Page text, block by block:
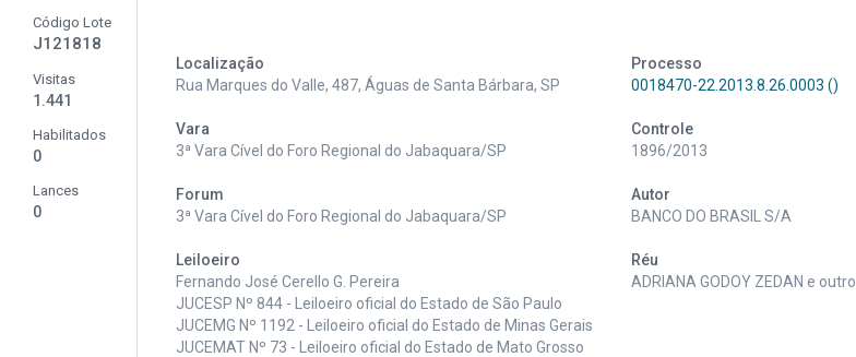
Código Lote
J121818
Visitas
1.441
Habilitados
0
Lances
0
Localização
Rua Marques do Valle, 487, Águas de Santa Bárbara, SP
Vara
3ª Vara Cível do Foro Regional do Jabaquara/SP
Forum
3ª Vara Cível do Foro Regional do Jabaquara/SP
Leiloeiro
Fernando José Cerello G. Pereira
JUCESP Nº 844 - Leiloeiro oficial do Estado de São Paulo
JUCEMG Nº 1192 - Leiloeiro oficial do Estado de Minas Gerais
JUCEMAT Nº 73 - Leiloeiro oficial do Estado de Mato Grosso
Processo
0018470-22.2013.8.26.0003 ()
Controle
1896/2013
Autor
BANCO DO BRASIL S/A
Réu
ADRIANA GODOY ZEDAN e outro